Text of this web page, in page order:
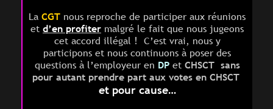
La CGT nous reproche de participer aux réunions
et d’en profiter malgré le fait que nous jugeons
cet accord illégal ! C’est vrai, nous y
participons et nous continuons à poser des
questions à l’employeur en DPet CHSCT sans
pour autant prendre part aux votes en CHSCT
et pour cause…